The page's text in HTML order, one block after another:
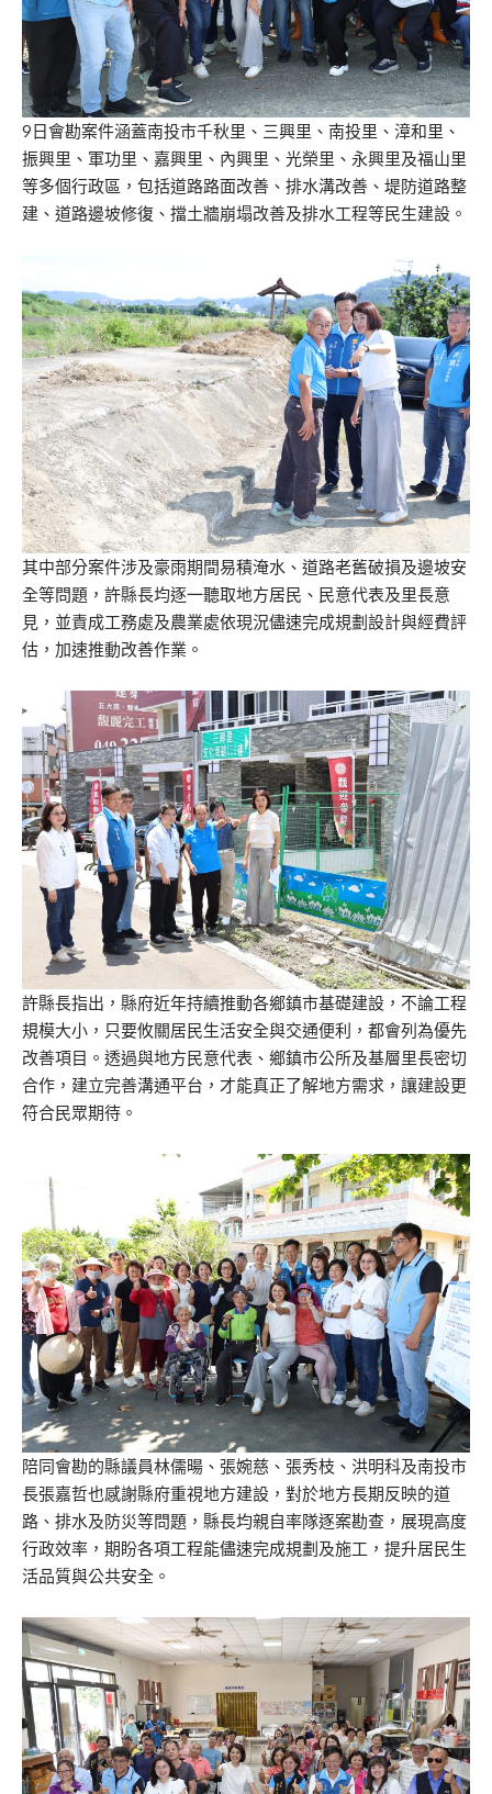
9日會勘案件涵蓋南投市千秋里、三興里、南投里、漳和里、
振興里、軍功里、嘉興里、內興里、光榮里、永興里及福山里
等多個行政區，包括道路路面改善、排水溝改善、堤防道路整
建、道路邊坡修復、擋土牆崩塌改善及排水工程等民生建設。
其中部分案件涉及豪雨期間易積淹水、道路老舊破損及邊坡安
全等問題，許縣長均逐一聽取地方居民、民意代表及里長意
見，並責成工務處及農業處依現況儘速完成規劃設計與經費評
估，加速推動改善作業。
許縣長指出，縣府近年持續推動各鄉鎮市基礎建設，不論工程
規模大小，只要攸關居民生活安全與交通便利，都會列為優先
改善項目。透過與地方民意代表、鄉鎮市公所及基層里長密切
合作，建立完善溝通平台，才能真正了解地方需求，讓建設更
符合民眾期待。
陪同會勘的縣議員林儒暘、張婉慈、張秀枝、洪明科及南投市
長張嘉哲也感謝縣府重視地方建設，對於地方長期反映的道
路、排水及防災等問題，縣長均親自率隊逐案勘查，展現高度
行政效率，期盼各項工程能儘速完成規劃及施工，提升居民生
活品質與公共安全。